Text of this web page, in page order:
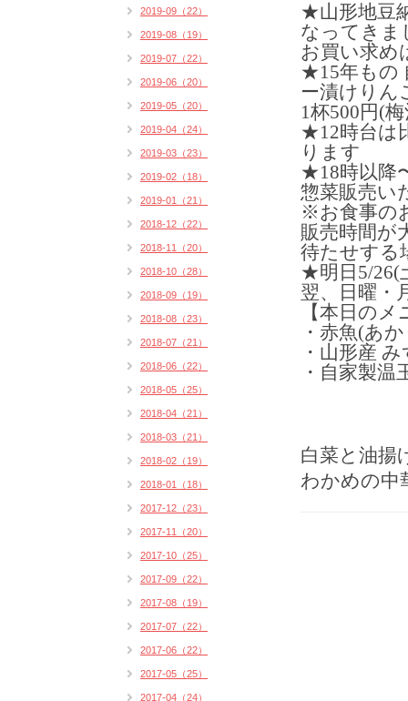
★山形地豆
なってきま
お買い求め
★15年もの
ー漬けりん
1杯500円(
★12時台は
ります
★18時以降
惣菜販売い
※お食事の
販売時間が
待たせする
★明日5/26(
翌、日曜・
【本日の
・赤魚(あ
・山形産
・自家製
白菜と油揚
わかめの中
2019-09（22）
2019-08（19）
2019-07（22）
2019-06（20）
2019-05（20）
2019-04（24）
2019-03（23）
2019-02（18）
2019-01（21）
2018-12（22）
2018-11（20）
2018-10（28）
2018-09（19）
2018-08（23）
2018-07（21）
2018-06（22）
2018-05（25）
2018-04（21）
2018-03（21）
2018-02（19）
2018-01（18）
2017-12（23）
2017-11（20）
2017-10（25）
2017-09（22）
2017-08（19）
2017-07（22）
2017-06（22）
2017-05（25）
2017-04（24）